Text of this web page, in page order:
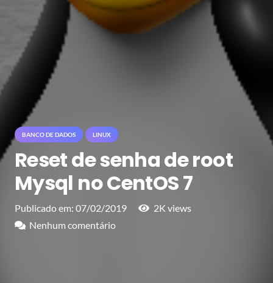
BANCO DE DADOS LINUX
Reset de senha de root
Mysql no CentOS 7
Publicado em: 07/02/2019 2K views
Nenhum comentário